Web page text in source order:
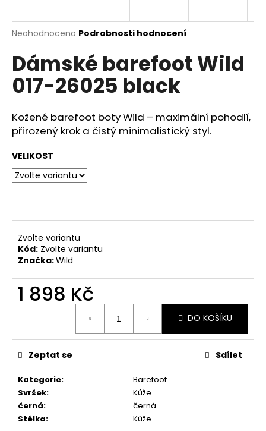
Průměrné
produktu
je
0,0
z
hvězdiček.
Neohodnoceno Podrobnosti hodnocení
Dámské barefoot Wild
017-26025 black
Kožené barefoot boty Wild – maximální pohodlí,
přirozený krok a čistý minimalistický styl.
VELIKOST
Zvolte variantu
Kód: Zvolte variantu
Značka:Wild
1 898 Kč
DO KOŠÍKU
Kategorie:
Barefoot
Svršek:
Kůže
černá:
černá
Stélka: Kůže
Zeptat se Sdílet
j
t
?
HLEDAT
p
u
č
u
ŽABKY
TAMARIS
1-
27509-
46